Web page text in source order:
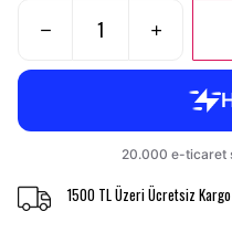
1500 TL Üzeri Ücretsiz Kargo